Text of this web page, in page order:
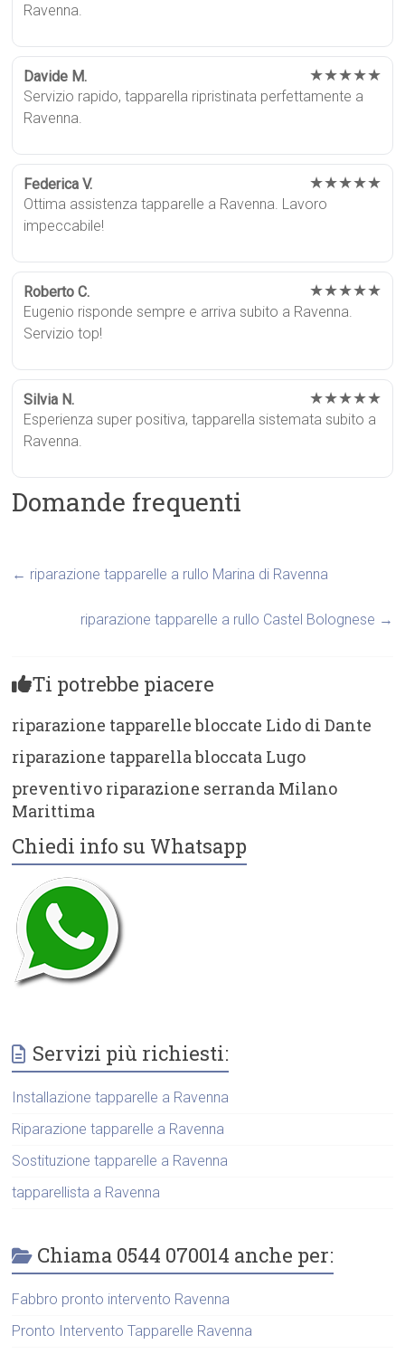
Ravenna.
Davide M. ★★★★★
Servizio rapido, tapparella ripristinata perfettamente a
Ravenna.
Federica V. ★★★★★
Ottima assistenza tapparelle a Ravenna. Lavoro
impeccabile!
Roberto C. ★★★★★
Eugenio risponde sempre e arriva subito a Ravenna.
Servizio top!
Silvia N. ★★★★★
Esperienza super positiva, tapparella sistemata subito a
Ravenna.
Domande frequenti
← riparazione tapparelle a rullo Marina di Ravenna
riparazione tapparelle a rullo Castel Bolognese →
Ti potrebbe piacere
riparazione tapparelle bloccate Lido di Dante
riparazione tapparella bloccata Lugo
preventivo riparazione serranda Milano
Marittima
Chiedi info su Whatsapp
Servizi più richiesti:
Installazione tapparelle a Ravenna
Riparazione tapparelle a Ravenna
Sostituzione tapparelle a Ravenna
tapparellista a Ravenna
Chiama 0544 070014 anche per:
Fabbro pronto intervento Ravenna
Pronto Intervento Tapparelle Ravenna